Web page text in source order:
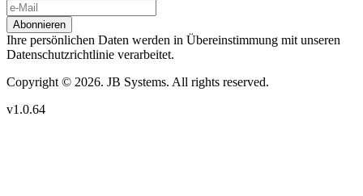
Abonnieren
Ihre persönlichen Daten werden in Übereinstimmung mit unseren
Datenschutzrichtlinie verarbeitet.
Copyright © 2026. JB Systems. All rights reserved.
v1.0.64